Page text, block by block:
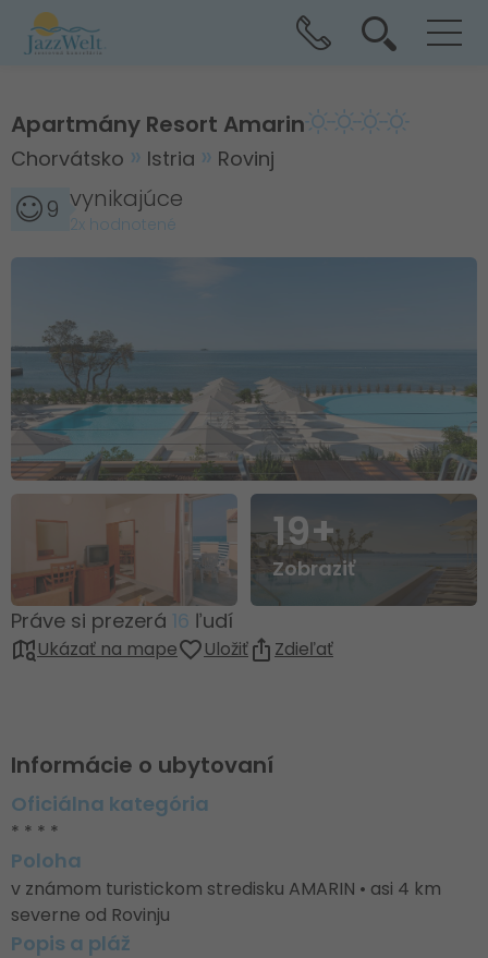
Apartmány Resort Amarin
Chorvátsko Istria Rovinj
9 vynikajúce
2x hodnotené
19+
Zobraziť
Práve si prezerá 16 ľudí
Ukázať na mape Uložiť Zdieľať
Informácie o ubytovaní
Oficiálna kategória
* * * *
Poloha
v známom turistickom stredisku AMARIN • asi 4 km
severne od Rovinju
Popis a pláž